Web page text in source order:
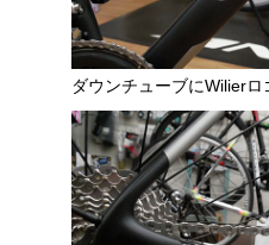
ダウンチューブにWilierロ